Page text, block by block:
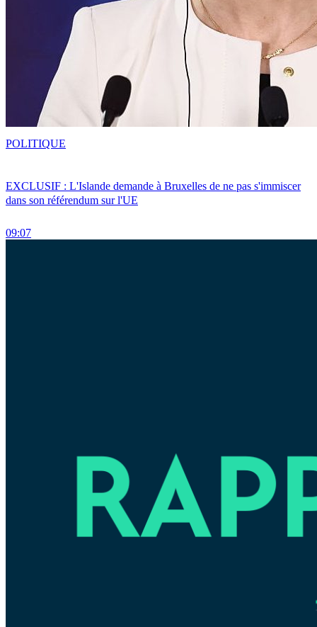
EXCLUSIF : L'Islande demande à Bruxelles de ne pas s'immiscer
dans son référendum sur l'UE
09:07
POLITIQUE